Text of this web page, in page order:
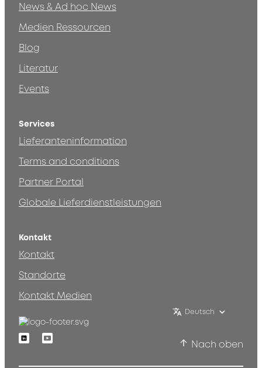
News & Ad hoc News
Medien Ressourcen
Blog
Literatur
Events
Services
Lieferanteninformation
Terms and conditions
Partner Portal
Globale Lieferdienstleistungen
Kontakt
Kontakt
Standorte
Kontakt Medien
Deutsch
LinkedinYoutube
Nach oben